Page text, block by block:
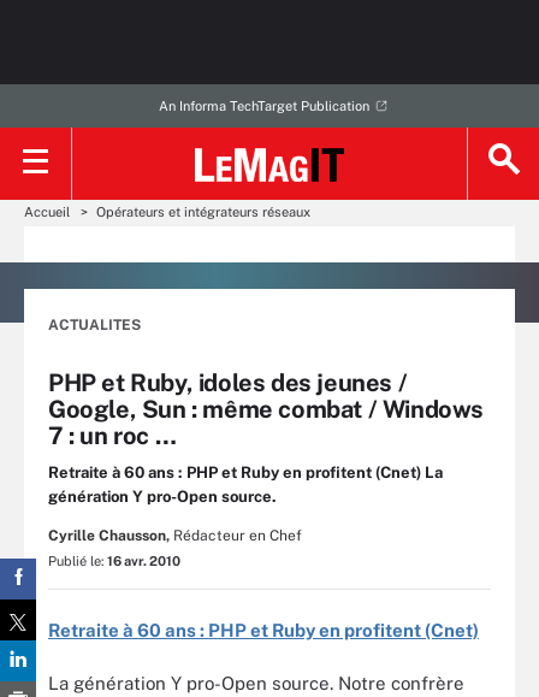
An Informa TechTarget Publication
Accueil Opérateurs et intégrateurs réseaux
ACTUALITES
PHP et Ruby, idoles des jeunes /
Google, Sun : même combat / Windows
7 : un roc …
Retraite à 60 ans : PHP et Ruby en profitent (Cnet) La
génération Y pro-Open source.
Cyrille Chausson, Rédacteur en Chef
Publié le: 16 avr. 2010
Retraite à 60 ans : PHP et Ruby en profitent (Cnet)
La génération Y pro-Open source. Notre confrère